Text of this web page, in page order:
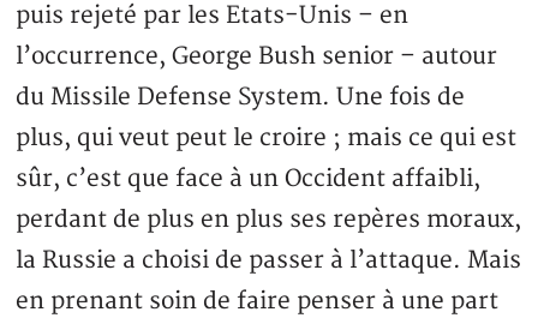
puis rejeté par les Etats-Unis – en
l’occurrence, George Bush senior – autour
du Missile Defense System. Une fois de
plus, qui veut peut le croire ; mais ce qui est
sûr, c’est que face à un Occident affaibli,
perdant de plus en plus ses repères moraux,
la Russie a choisi de passer à l’attaque. Mais
en prenant soin de faire penser à une part